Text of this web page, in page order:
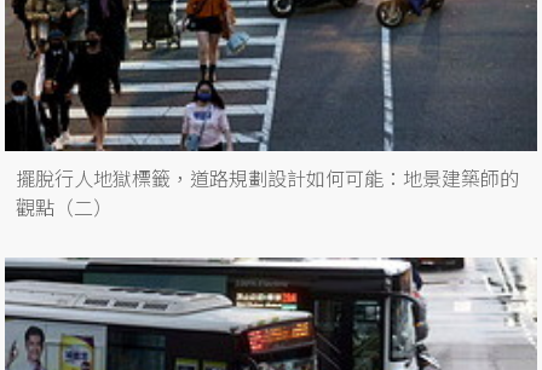
擺脫行人地獄標籤，道路規劃設計如何可能：地景建築師的
觀點（二）